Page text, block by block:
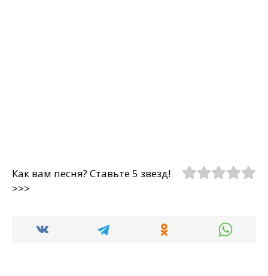
Как вам песня? Ставьте 5 звезд!
>>>